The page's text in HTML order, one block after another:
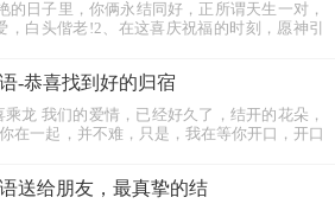
的日子里，你俩永结同好，正所谓天生一对，
白头偕老!2、在这喜庆祝福的时刻，愿神引
-恭喜找到好的归宿
龙 我们的爱情，已经好久了，结开的花朵，
在一起，并不难，只是，我在等你开口，开口
送给朋友，最真挚的结